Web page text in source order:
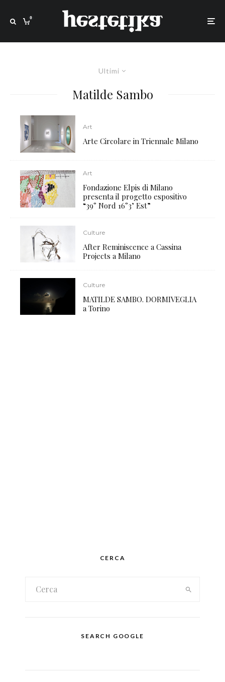
0
Ultimi
Matilde Sambo
Art
Arte Circolare in Triennale Milano
Art
Fondazione Elpis di Milano
presenta il progetto espositivo
“39° Nord 16°3’ Est”
Culture
After Reminiscence a Cassina
Projects a Milano
Culture
MATILDE SAMBO. DORMIVEGLIA
a Torino
CERCA
SEARCH GOOGLE